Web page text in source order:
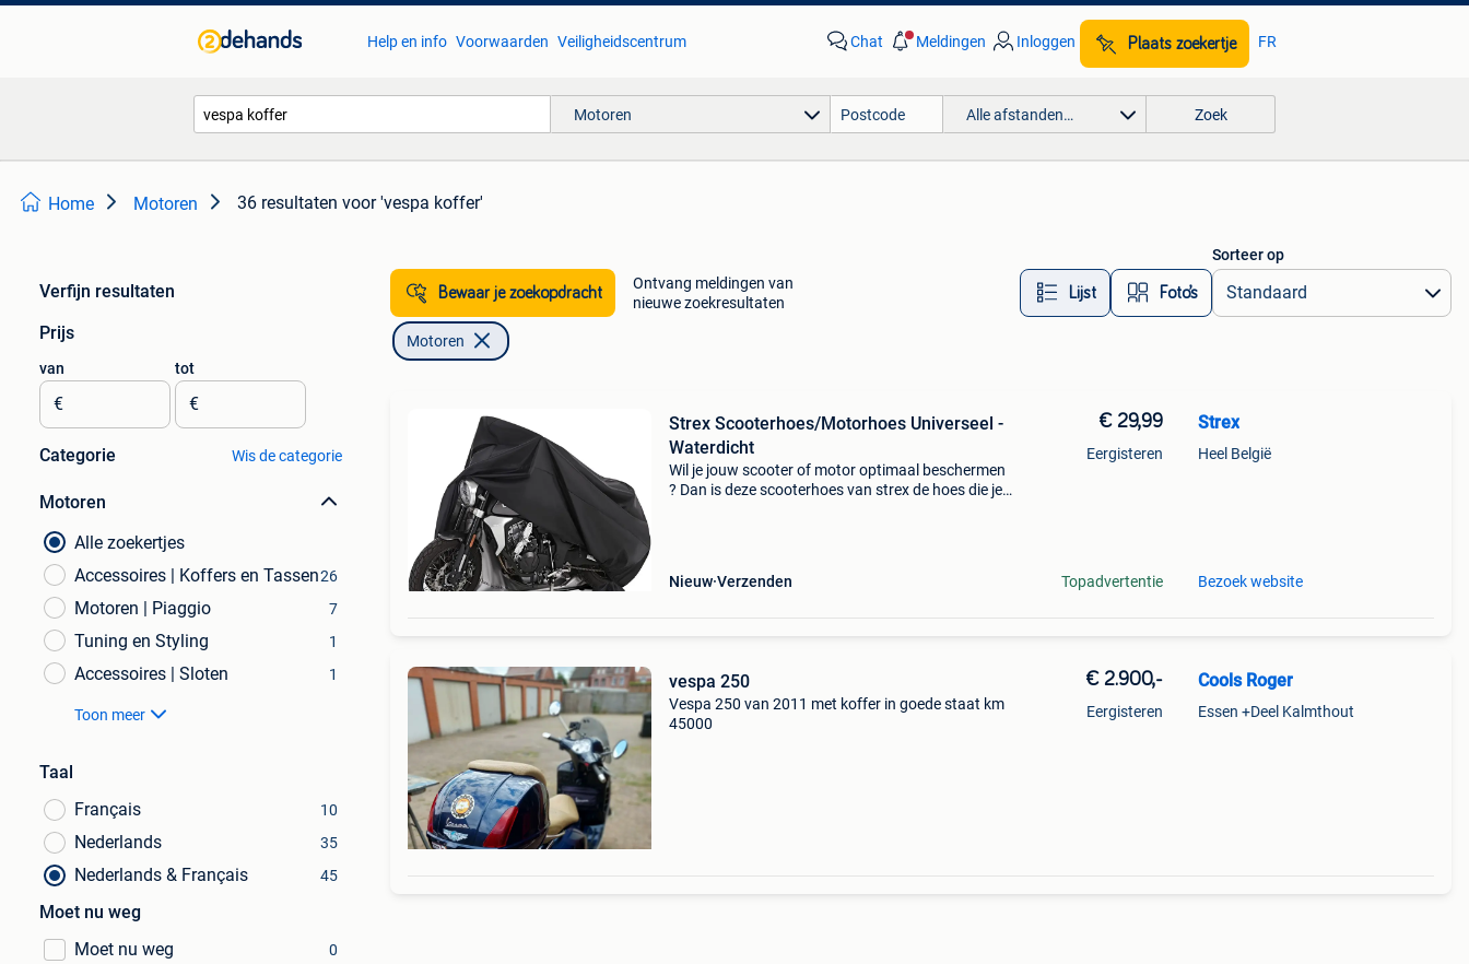
Help en info Voorwaarden Veiligheidscentrum Chat Meldingen Inloggen Plaats zoekertje FR
Motoren Alle afstanden… Zoek
Home Motoren 36 resultaten voor 'vespa koffer'
Verfijn resultaten
Prijs
van
€
tot
€
Categorie Wis de categorie
Motoren
Alle zoekertjes
Accessoires | Koffers en Tassen26
Motoren | Piaggio 7
Tuning en Styling 1
Accessoires | Sloten 1
Toon meer
Taal
Français
10
Nederlands 35
Nederlands & Français 45
Moet nu weg
Moet nu weg
0
Bewaar je zoekopdracht
Ontvang meldingen van
nieuwe zoekresultaten
Lijst Foto’s
Sorteer op
Motoren
Strex Scooterhoes/Motorhoes Universeel -
Waterdicht
Wil je jouw scooter of motor optimaal beschermen
? Dan is deze scooterhoes van strex de hoes die je
Nieuw Verzenden
€ 29,99
Eergisteren
Topadvertentie
Strex
Heel België
Bezoek website
vespa 250
Vespa 250 van 2011 met koffer in goede staat km
45000
€ 2.900,-
Eergisteren
Cools Roger
Essen +Deel Kalmthout